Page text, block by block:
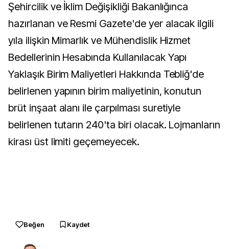
Şehircilik ve İklim Değişikliği Bakanlığınca
hazırlanan ve Resmi Gazete'de yer alacak ilgili
yıla ilişkin Mimarlık ve Mühendislik Hizmet
Bedellerinin Hesabında Kullanılacak Yapı
Yaklaşık Birim Maliyetleri Hakkında Tebliğ'de
belirlenen yapının birim maliyetinin, konutun
brüt inşaat alanı ile çarpılması suretiyle
belirlenen tutarın 240'ta biri olacak. Lojmanların
kirası üst limiti geçemeyecek.
Beğen Kaydet